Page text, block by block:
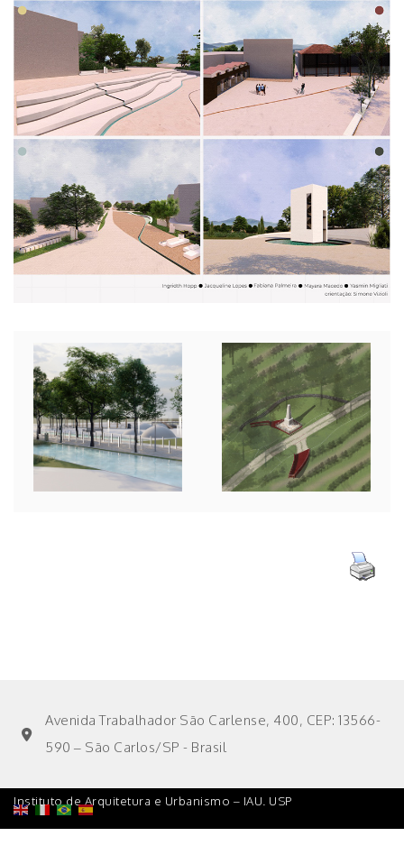
Avenida Trabalhador São Carlense, 400, CEP: 13566-
590 – São Carlos/SP - Brasil
Instituto de Arquitetura e Urbanismo – IAU. USP